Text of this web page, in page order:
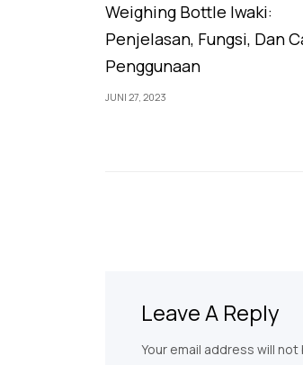
Weighing Bottle Iwaki:
Penjelasan, Fungsi, Dan
Penggunaan
JUNI 27, 2023
Leave A Reply
Your email address will